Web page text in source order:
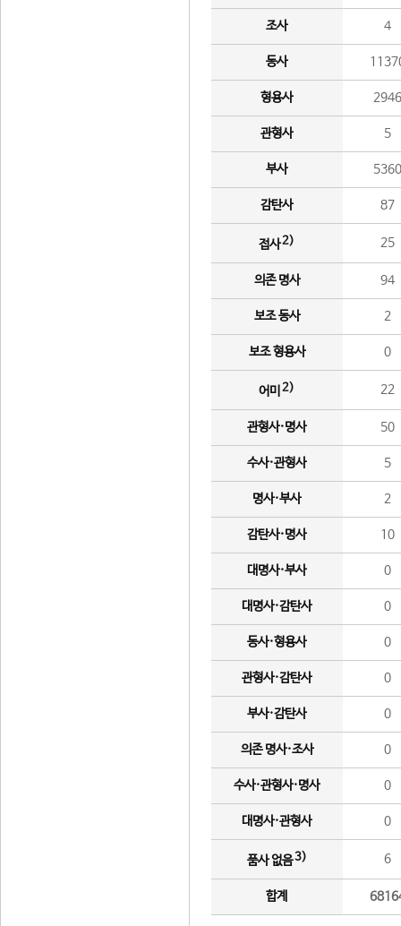
조사 4
동사
형용사 2946
관형사 5
부사 5360
감탄사 87
접사2) 25
의존 명사 94
보조 동사 2
보조 형용사 0
어미 2) 22
관형사·명사 50
수사·관형사 5
명사·부사 2
감탄사·명사 10
대명사·부사 0
대명사·감탄사 0
동사·형용사 0
관형사·감탄사 0
부사·감탄사 0
의존 명사·조사 0
수사·관형사·명사 0
대명사·관형사 0
품사 없음3) 6
합계